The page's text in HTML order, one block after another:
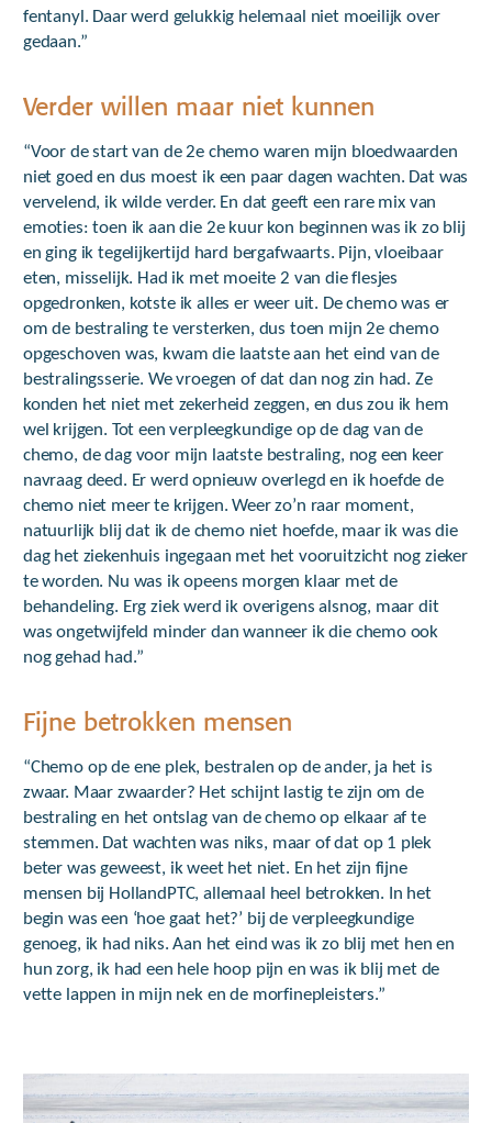
fentanyl. Daar werd gelukkig helemaal niet moeilijk over
gedaan.”
Verder willen maar niet kunnen
“Voor de start van de 2e chemo waren mijn bloedwaarden
niet goed en dus moest ik een paar dagen wachten. Dat was
vervelend, ik wilde verder. En dat geeft een rare mix van
emoties: toen ik aan die 2e kuur kon beginnen was ik zo blij
en ging ik tegelijkertijd hard bergafwaarts. Pijn, vloeibaar
eten, misselijk. Had ik met moeite 2 van die flesjes
opgedronken, kotste ik alles er weer uit. De chemo was er
om de bestraling te versterken, dus toen mijn 2e chemo
opgeschoven was, kwam die laatste aan het eind van de
bestralingsserie. We vroegen of dat dan nog zin had. Ze
konden het niet met zekerheid zeggen, en dus zou ik hem
wel krijgen. Tot een verpleegkundige op de dag van de
chemo, de dag voor mijn laatste bestraling, nog een keer
navraag deed. Er werd opnieuw overlegd en ik hoefde de
chemo niet meer te krijgen. Weer zo’n raar moment,
natuurlijk blij dat ik de chemo niet hoefde, maar ik was die
dag het ziekenhuis ingegaan met het vooruitzicht nog zieker
te worden. Nu was ik opeens morgen klaar met de
behandeling. Erg ziek werd ik overigens alsnog, maar dit
was ongetwijfeld minder dan wanneer ik die chemo ook
nog gehad had.”
Fijne betrokken mensen
“Chemo op de ene plek, bestralen op de ander, ja het is
zwaar. Maar zwaarder? Het schijnt lastig te zijn om de
bestraling en het ontslag van de chemo op elkaar af te
stemmen. Dat wachten was niks, maar of dat op 1 plek
beter was geweest, ik weet het niet. En het zijn fijne
mensen bij HollandPTC, allemaal heel betrokken. In het
begin was een ‘hoe gaat het?’ bij de verpleegkundige
genoeg, ik had niks. Aan het eind was ik zo blij met hen en
hun zorg, ik had een hele hoop pijn en was ik blij met de
vette lappen in mijn nek en de morfinepleisters.”